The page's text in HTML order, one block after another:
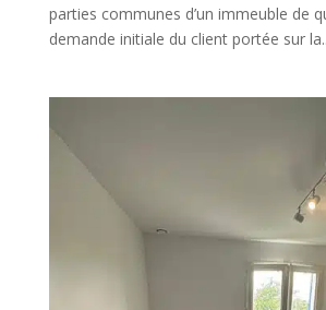
parties communes d’un immeuble de
demande initiale du client portée sur